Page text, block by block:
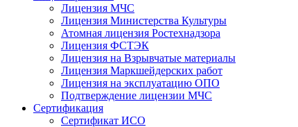
Лицензия МЧС
Лицензия Министерства Культуры
Атомная лицензия Ростехнадзора
Лицензия ФСТЭК
Лицензия на Взрывчатые материалы
Лицензия Маркшейдерских работ
Лицензия на эксплуатацию ОПО
Подтверждение лицензии МЧС
Сертификация
Сертификат ИСО